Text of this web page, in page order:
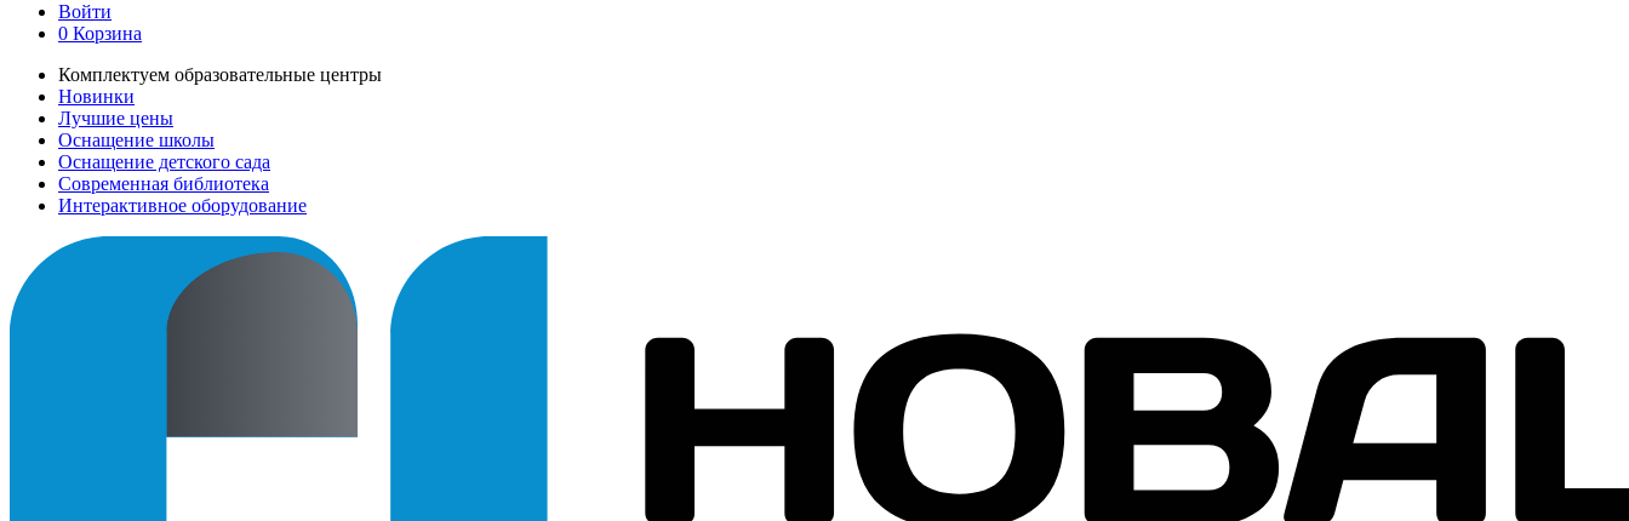
Войти
0 Корзина
Комплектуем образовательные центры
Новинки
Лучшие цены
Оснащение школы
Оснащение детского сада
Современная библиотека
Интерактивное оборудование